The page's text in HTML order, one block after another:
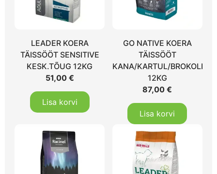
LEADER KOERA
TÄISSÖÖT SENSITIVE
KESK.TÕUG 12KG
51,00 €
Lisa korvi
GO NATIVE KOERA
TÄISSÖÖT
KANA/KARTUL/BROKOLI
12KG
87,00€
Lisa korvi